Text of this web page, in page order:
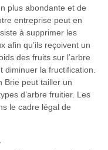
plus abondante et de
entreprise peut en
à supprimer les
afin qu’ils reçoivent un
des fruits sur l’arbre
diminuer la fructification.
Brie peut tailler un
d’arbre fruitier. Les
le cadre légal de